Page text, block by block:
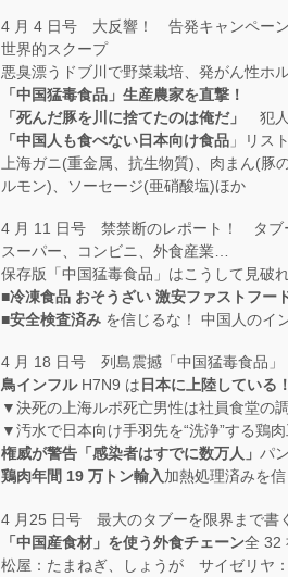
4 月 4 日号 大反響！ 告発キャンペー
世界的スクープ
悪臭漂うドブ川で野菜栽培、発がん性ホ
「中国猛毒食品」生産農家を直撃！
「死んだ豚を川に捨てたのは俺だ」
犯
「中国人も食べない日本向け食品 」リスト
上海ガニ(重金属、抗生物質)、肉まん(
ルモン)、ソーセージ(亜硝酸塩)ほか
4 月 11 日号 禁禁断のレポート！ タブ
スーパー、コンビニ、外食産業…
保存版「中国猛毒食品」はこうして見破れ
■冷凍食品 おそうざい 激安ファストフー
■安全検査済み を信じるな！ 中国人のイ
4 月 18 日号 列島震撼「中国猛毒食品」
鳥インフル H7N9 は 日本に上陸している！
▼決死の上海ルポ死亡男性は社員食堂の
▼汚水で日本向け手羽先を“洗浄”する鶏
権威が警告「感染者はすでに数万人」 パ
鶏肉年間 19 万トン輸入加熱処理済みを信
4 月25 日号 最大のタブーを限界まで
「中国産食材」を使う外食チェーン全 32
松屋：たまねぎ、しょうが サイゼリヤ